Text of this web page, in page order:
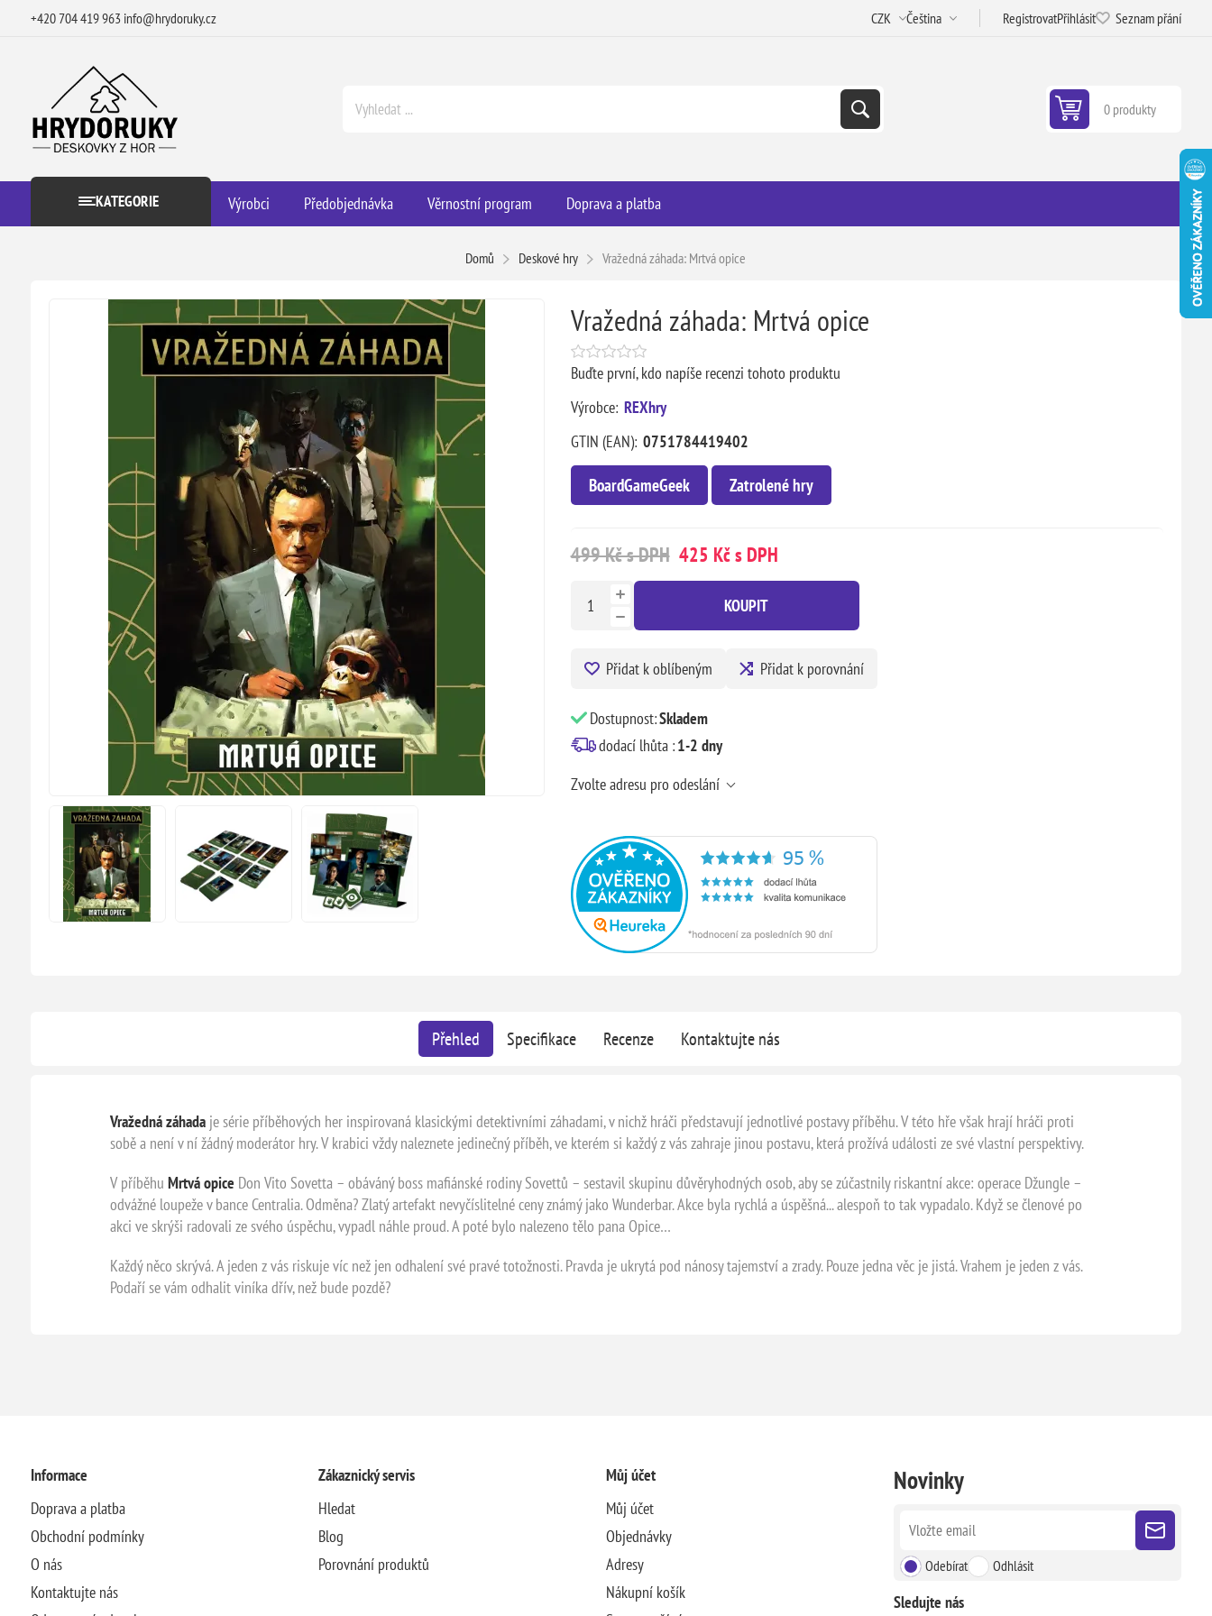
+420 704 419 963 info@hrydoruky.cz RegistrovatPřihlásit Seznam přání
0 produkty
KATEGORIE Výrobci Předobjednávka Věrnostní program Doprava a platba
Domů Deskové hry Vražedná záhada: Mrtvá opice
Vražedná záhada: Mrtvá opice
Buďte první, kdo napíše recenzi tohoto produktu
Výrobce: REXhry
GTIN (EAN): 0751784419402
BoardGameGeek Zatrolené hry
499 Kč s DPH 425 Kč s DPH
KOUPIT
Přidat k oblíbeným Přidat k porovnání
Dostupnost:Skladem
dodací lhůta :1-2 dny
Zvolte adresu pro odeslání
Přehled Specifikace Recenze Kontaktujte nás
Vražedná záhadaje série příběhových her inspirovaná klasickými detektivními záhadami, v nichž hráči představují jednotlivé postavy příběhu. V této hře však hrají hráči proti
sobě a není v ní žádný moderátor hry. V krabici vždy naleznete jedinečný příběh, ve kterém si každý z vás zahraje jinou postavu, která prožívá události ze své vlastní perspektivy.
V příběhu Mrtvá opice Don Vito Sovetta – obáváný boss mafiánské rodiny Sovettů – sestavil skupinu důvěryhodných osob, aby se zúčastnily riskantní akce: operace Džungle –
odvážné loupeže v bance Centralia. Odměna? Zlatý artefakt nevyčíslitelné ceny známý jako Wunderbar. Akce byla rychlá a úspěšná... alespoň to tak vypadalo. Když se členové po
akci ve skrýši radovali ze svého úspěchu, vypadl náhle proud. A poté bylo nalezeno tělo pana Opice…
Každý něco skrývá. A jeden z vás riskuje víc než jen odhalení své pravé totožnosti. Pravda je ukrytá pod nánosy tajemství a zrady. Pouze jedna věc je jistá. Vrahem je jeden z vás.
Podaří se vám odhalit viníka dřív, než bude pozdě?
Informace
Doprava a platba
Obchodní podmínky
O nás
Kontaktujte nás
Zákaznický servis
Hledat
Blog
Porovnání produktů
Můj účet
Můj účet
Objednávky
Adresy
Nákupní košík
Novinky
Odebírat Odhlásit
Sledujte nás